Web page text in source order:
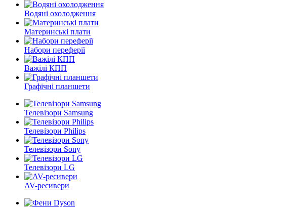
Водяні охолодження
Материнські плати
Набори переферії
Важілі КПП
Графічні планшети
Телевізори Samsung
Телевізори Philips
Телевізори Sony
Телевізори LG
AV-ресивери